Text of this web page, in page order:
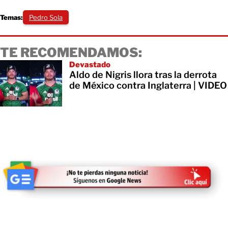
Temas: Pedro Sola
TE RECOMENDAMOS:
Devastado
Aldo de Nigris llora tras la derrota
de México contra Inglaterra | VIDEO